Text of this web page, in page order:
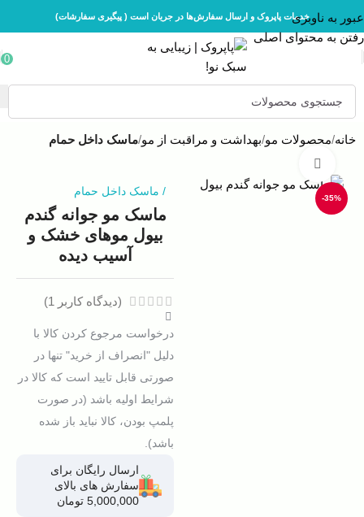
عبور به ناوبری
رفتن به محتوای اصلی
خدمات پاپروک و ارسال سفارش‌ها در جریان است ( پیگیری سفارشات)
0
خانه محصولات مو بهداشت و مراقبت از مو ماسک داخل حمام
-35%
/ ماسک داخل حمام
ماسک مو جوانه گندم
بیول موهای خشک و
آسیب دیده
(دیدگاه کاربر 1
)
درخواست مرجوع کردن کالا با
دلیل "انصراف از خرید" تنها در
صورتی قابل تایید است که کالا در
شرایط اولیه باشد (در صورت
پلمپ بودن، کالا نباید باز شده
باشد).
ارسال رایگان برای
سفارش های بالای
5,000,000 تومان